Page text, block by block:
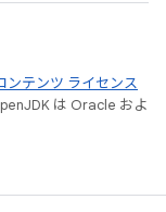
ンテンツ ライセンス
は Oracle およ